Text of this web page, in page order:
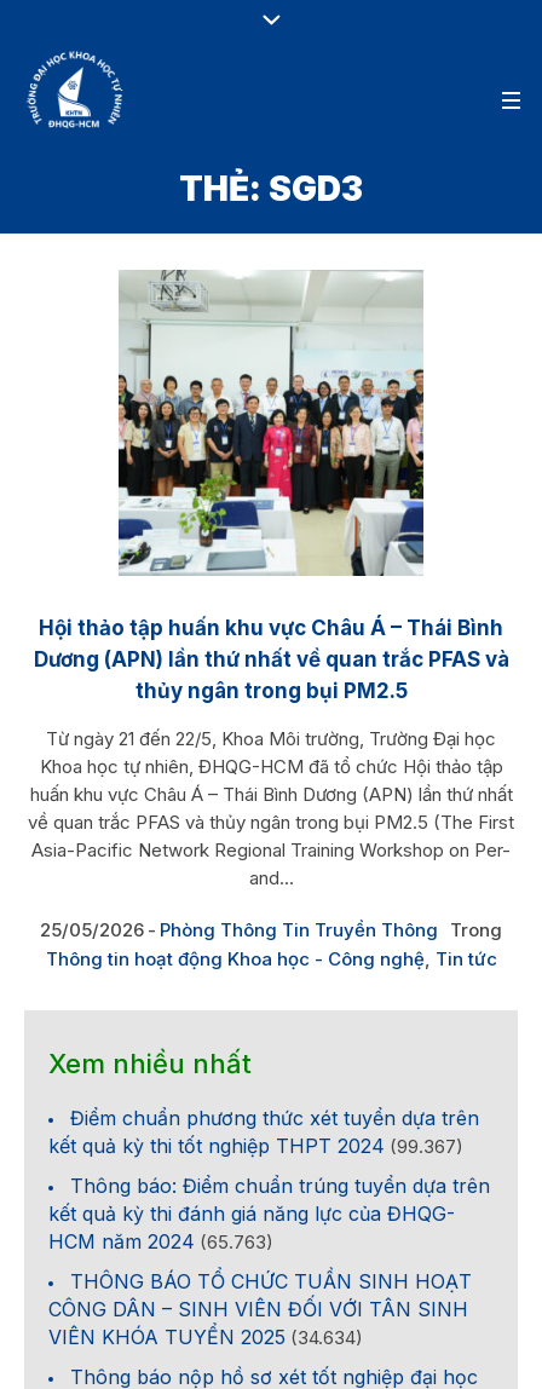
THẺ: SGD3
Hội thảo tập huấn khu vực Châu Á – Thái Bình
Dương (APN) lần thứ nhất về quan trắc PFAS và
thủy ngân trong bụi PM2.5
Từ ngày 21 đến 22/5, Khoa Môi trường, Trường Đại học
Khoa học tự nhiên, ĐHQG-HCM đã tổ chức Hội thảo tập
huấn khu vực Châu Á – Thái Bình Dương (APN) lần thứ nhất
về quan trắc PFAS và thủy ngân trong bụi PM2.5 (The First
Asia-Pacific Network Regional Training Workshop on Per-
and...
25/05/2026 Phòng Thông Tin Truyền Thông
Trong
Thông tin hoạt động Khoa học - Công nghệ, Tin tức
Xem nhiều nhất
Điểm chuẩn phương thức xét tuyển dựa trên
kết quả kỳ thi tốt nghiệp THPT 2024 (99.367)
Thông báo: Điểm chuẩn trúng tuyển dựa trên
kết quả kỳ thi đánh giá năng lực của ĐHQG-
HCM năm 2024 (65.763)
THÔNG BÁO TỔ CHỨC TUẦN SINH HOẠT
CÔNG DÂN – SINH VIÊN ĐỐI VỚI TÂN SINH
VIÊN KHÓA TUYỂN 2025 (34.634)
Thông báo nộp hồ sơ xét tốt nghiệp đại học